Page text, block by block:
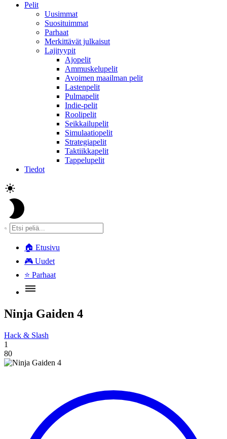
Pelit
Uusimmat
Suosituimmat
Parhaat
Merkittävät julkaisut
Lajityypit
Ajopelit
Ammuskelupelit
Avoimen maailman pelit
Lastenpelit
Pulmapelit
Indie-pelit
Roolipelit
Seikkailupelit
Simulaatiopelit
Strategiapelit
Taktiikkapelit
Tappelupelit
Tiedot
🏠 Etusivu
🎮 Uudet
⭐ Parhaat
Ninja Gaiden 4
Hack & Slash
1
80